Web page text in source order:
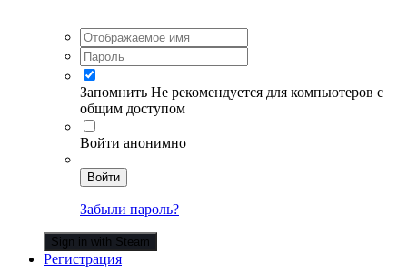
Запомнить Не рекомендуется для компьютеров с
общим доступом
Войти анонимно
Войти
Забыли пароль?
Sign in with Steam
Регистрация